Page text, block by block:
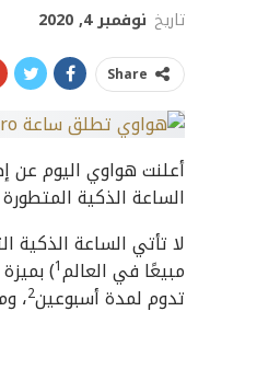
تاريخ نوفمبر 4, 2020
Share
الساعة الذكية
مبيعًا في العالم1
)
تدوم لمدة أسبوعين2،